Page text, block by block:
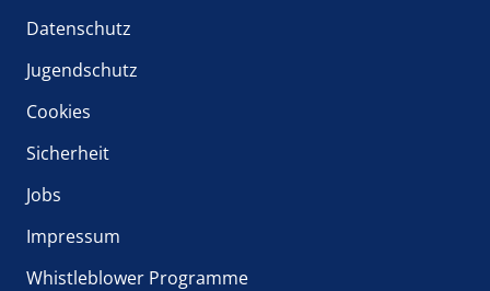
Datenschutz
Jugendschutz
Cookies
Sicherheit
Jobs
Impressum
Whistleblower Programme